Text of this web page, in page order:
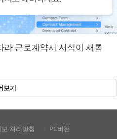
근로계약서 서식이 새롭
보기
처리방침 PC버전